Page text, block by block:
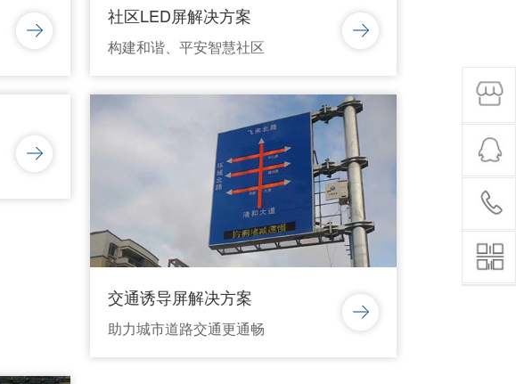
社区LED屏解决方案
构建和谐、平安智慧社区
交通诱导屏解决方案
助力城市道路交通更通畅